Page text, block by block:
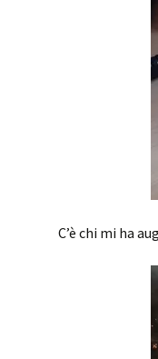
C’è chi mi ha